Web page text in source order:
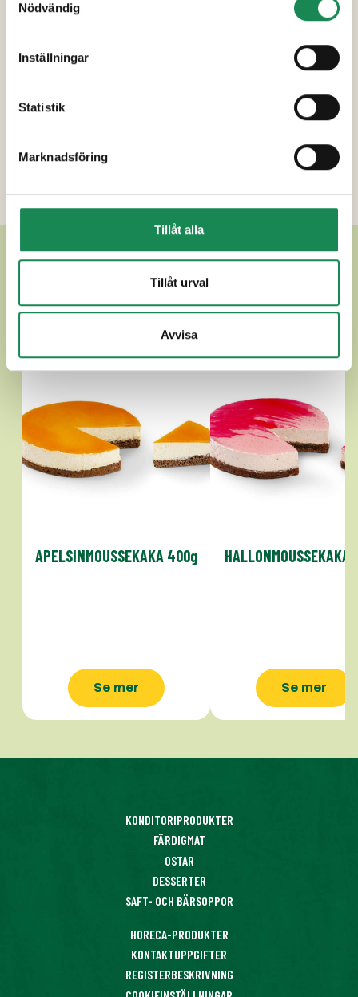
Nödvändig
Inställningar
Statistik
Marknadsföring
Tillåt alla
Tillåt urval
Avvisa
ANDRA LÄCKRA
CHEESECAKES
APELSINMOUSSEKAKA 400g
Se mer Se mer
KONDITORIPRODUKTER
FÄRDIGMAT
OSTAR
DESSERTER
SAFT- OCH BÄRSOPPOR
HORECA-PRODUKTER
KONTAKTUPPGIFTER
REGISTERBESKRIVNING